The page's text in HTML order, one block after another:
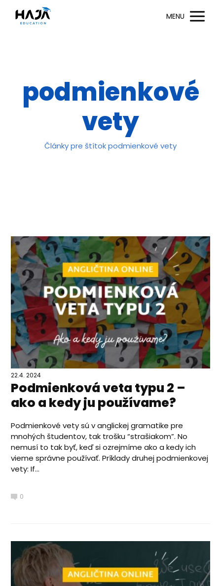
MENU
podmienkové
vety
Články pre štítok podmienkové vety
22.4. 2024
Podmienková veta typu 2 –
ako a kedy ju používame?
Podmienkové vety sú v anglickej gramatike pre
mnohých študentov, tak trošku “strašiakom”. No
nemusí to tak byť, keď si ozrejmíme ako a kedy ich
vieme správne používať. Príklady druhej podmienkovej
vety: If...
0